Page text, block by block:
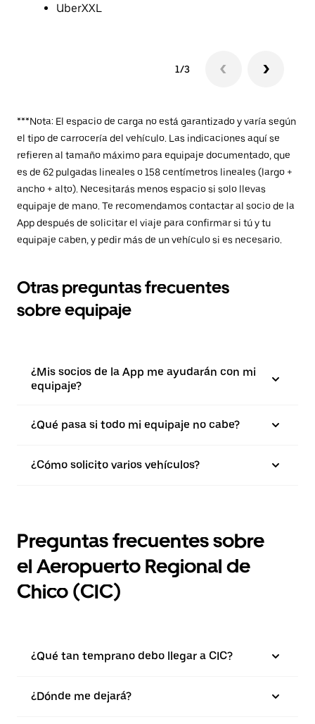
UberXXL
1/3
***Nota: El espacio de carga no está garantizado y varía según
el tipo de carrocería del vehículo. Las indicaciones aquí se
refieren al tamaño máximo para equipaje documentado, que
es de 62 pulgadas lineales o 158 centímetros lineales (largo +
ancho + alto). Necesitarás menos espacio si solo llevas
equipaje de mano. Te recomendamos contactar al socio de la
App después de solicitar el viaje para confirmar si tú y tu
equipaje caben, y pedir más de un vehículo si es necesario.
Otras preguntas frecuentes
sobre equipaje
¿Mis socios de la App me ayudarán con mi
equipaje?
¿Qué pasa si todo mi equipaje no cabe?
¿Cómo solicito varios vehículos?
Preguntas frecuentes sobre
el Aeropuerto Regional de
Chico (CIC)
¿Qué tan temprano debo llegar a CIC?
¿Dónde me dejará?